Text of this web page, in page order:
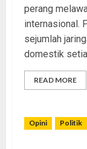
perang
internasional.
sejumlah
domestik
READ MORE
Opini Politik